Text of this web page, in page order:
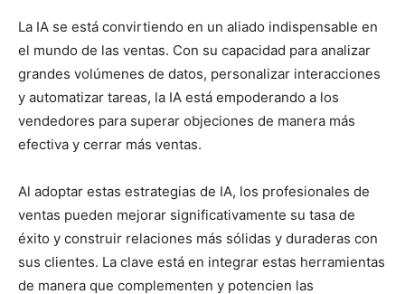
La IA se está convirtiendo en un aliado indispensable en
el mundo de las ventas. Con su capacidad para analizar
grandes volúmenes de datos, personalizar interacciones
y automatizar tareas, la IA está empoderando a los
vendedores para superar objeciones de manera más
efectiva y cerrar más ventas.
Al adoptar estas estrategias de IA, los profesionales de
ventas pueden mejorar significativamente su tasa de
éxito y construir relaciones más sólidas y duraderas con
sus clientes. La clave está en integrar estas herramientas
de manera que complementen y potencien las